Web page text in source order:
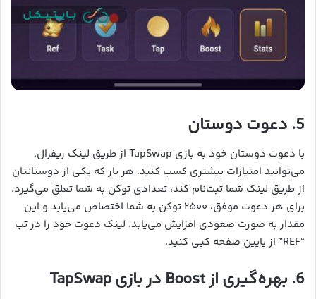
5. دعوت دوستان
با دعوت دوستان خود به بازی TapSwap از طریق لینک ریفرال،
می‌توانید امتیازات بیشتری کسب کنید. هر بار که یکی از دوستانتان
از طریق لینک شما ثبت‌نام کند، تعدادی توکن به شما تعلق می‌گیرد.
برای هر دعوت موفق، ۲۵۰۰ توکن به شما اختصاص می‌یابد و این
مقدار به صورت صعودی افزایش می‌یابد. لینک دعوت خود را در تب
“REF” از پایین صفحه کپی کنید.
6. بهره‌گیری از Boost در بازی TapSwap